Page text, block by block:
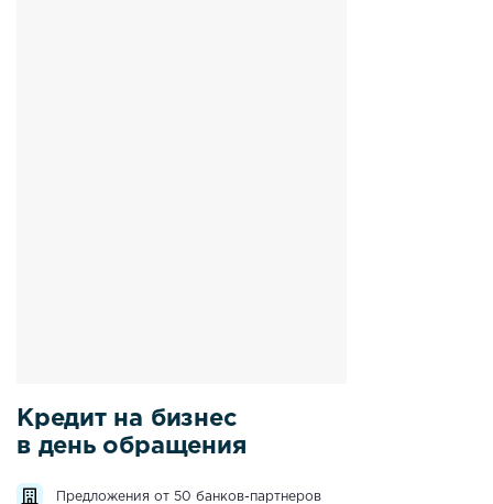
Кредит на бизнес
в день обращения
Предложения от 50 банков-партнеров